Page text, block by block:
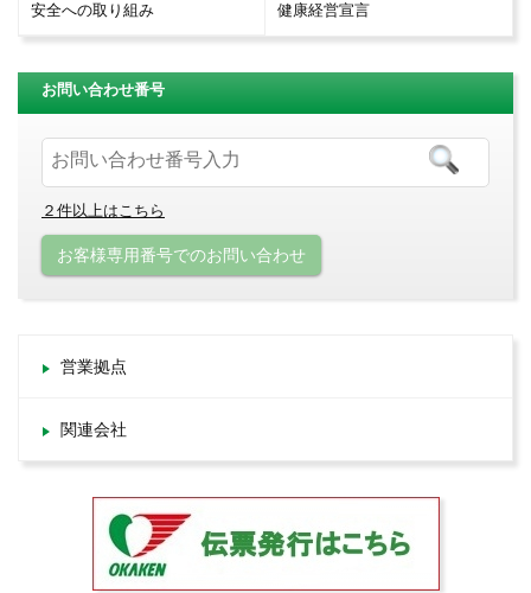
安全への取り組み 健康経営宣言
お問い合わせ番号
２件以上はこちら
お客様専用番号でのお問い合わせ
営業拠点
関連会社